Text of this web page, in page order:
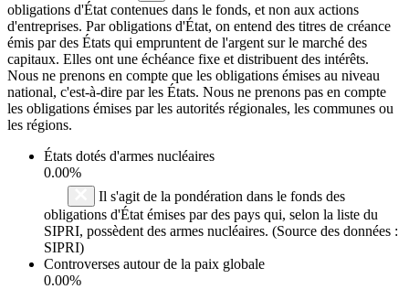
obligations d'État contenues dans le fonds, et non aux actions
d'entreprises. Par obligations d'État, on entend des titres de créance
émis par des États qui empruntent de l'argent sur le marché des
capitaux. Elles ont une échéance fixe et distribuent des intérêts.
Nous ne prenons en compte que les obligations émises au niveau
national, c'est-à-dire par les États. Nous ne prenons pas en compte
les obligations émises par les autorités régionales, les communes ou
les régions.
États dotés d'armes nucléaires
0.00%
Il s'agit de la pondération dans le fonds des
obligations d'État émises par des pays qui, selon la liste du
SIPRI, possèdent des armes nucléaires. (Source des données :
SIPRI)
Controverses autour de la paix globale
0.00%